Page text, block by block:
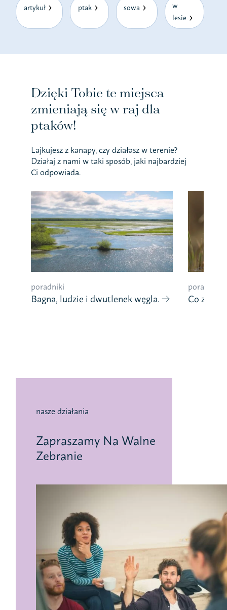
artykuł ptak sowa
w
lesie
Dzięki Tobie te miejsca
zmieniają się w raj dla
ptaków!
Lajkujesz z kanapy, czy działasz w terenie?
Działaj z nami w taki sposób, jaki najbardziej
Ci odpowiada.
poradniki
Bagna, ludzie i dwutlenek węgla.
poradniki
Co
nasze działania
Zapraszamy Na Walne
Zebranie